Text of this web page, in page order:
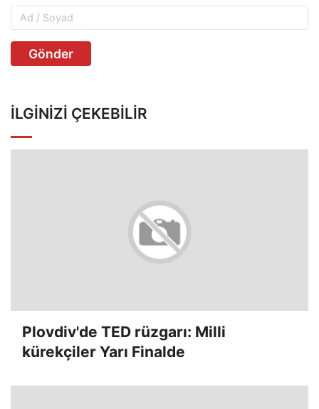
Gönder
İLGINIZI ÇEKEBILIR
Plovdiv'de TED rüzgarı: Milli
kürekçiler Yarı Finalde